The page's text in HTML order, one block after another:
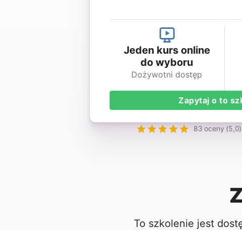
Jeden kurs online
do wyboru
Dożywotni dostęp
Zapytaj o to
83 oceny (5,0)
To szkolenie jest